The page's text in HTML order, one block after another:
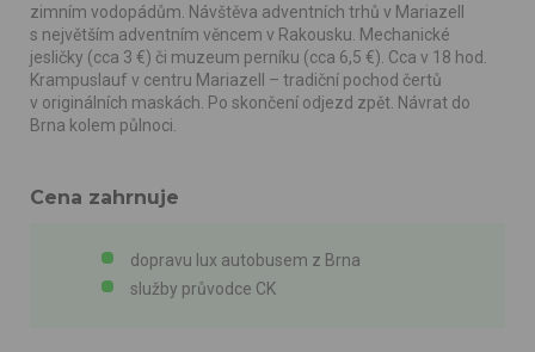
zimním vodopádům. Návštěva adventních trhů v Mariazell
s největším adventním věncem v Rakousku. Mechanické
jesličky (cca 3 €) či muzeum perníku (cca 6,5 €). Cca v 18 hod.
Krampuslauf v centru Mariazell – tradiční pochod čertů
v originálních maskách. Po skončení odjezd zpět. Návrat do
Brna kolem půlnoci.
Cena zahrnuje
dopravu lux autobusem z Brna
služby průvodce CK